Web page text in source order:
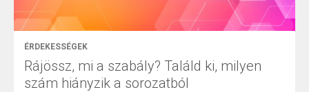
ÉRDEKESSÉGEK
Rájössz, mi a szabály? Találd ki, milyen
szám hiányzik a sorozatból